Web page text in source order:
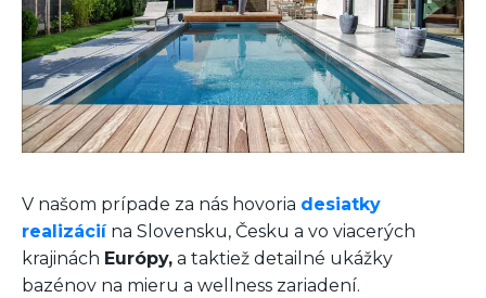
V našom prípade za nás hovoria desiatky
realizáciína Slovensku, Česku a vo viacerých
krajinách Európy, a taktiež detailné ukážky
bazénov na mieru a wellness zariadení.